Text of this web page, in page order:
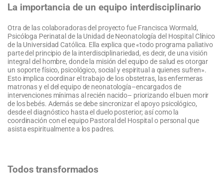
La importancia de un equipo interdisciplinario
Otra de las colaboradoras del proyecto fue Francisca Wormald,
Psicóloga Perinatal de la Unidad de Neonatología del Hospital Clínico
de la Universidad Católica. Ella explica que «todo programa paliativo
parte del principio de la interdisciplinariedad, es decir, de una visión
integral del hombre, donde la misión del equipo de salud es otorgar
un soporte físico, psicológico, social y espiritual a quienes sufren».
Esto implica coordinar el trabajo de los obstetras, las enfermeras
matronas y el del equipo de neonatología–encargados de
intervenciones mínimas al recién nacido– priorizando el buen morir
de los bebés. Además se debe sincronizar el apoyo psicológico,
desde el diagnóstico hasta el duelo posterior; así como la
coordinación con el equipo Pastoral del Hospital o personal que
asista espiritualmente a los padres.
Todos transformados